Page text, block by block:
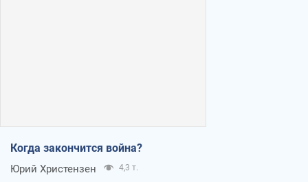
Когда закончится война?
Юрий Христензен 4,3 т.